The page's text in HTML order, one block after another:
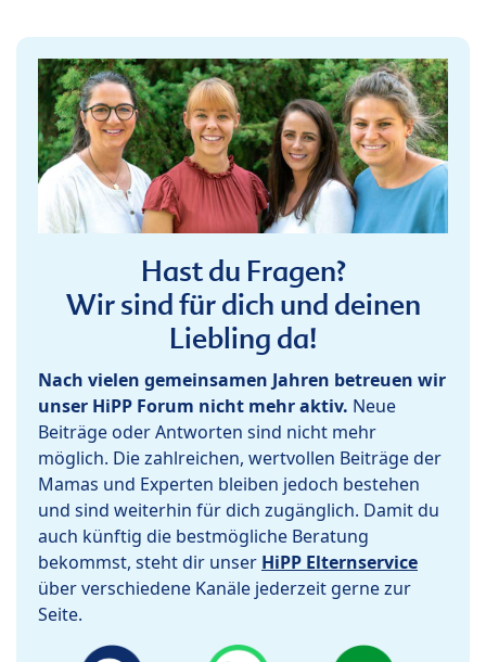
Hast du Fragen?
Wir sind für dich und deinen
Liebling da!
Nach vielen gemeinsamen Jahren betreuen wir
unser HiPP Forum nicht mehr aktiv. Neue
Beiträge oder Antworten sind nicht mehr
möglich. Die zahlreichen, wertvollen Beiträge der
Mamas und Experten bleiben jedoch bestehen
und sind weiterhin für dich zugänglich. Damit du
auch künftig die bestmögliche Beratung
bekommst, steht dir unser HiPP Elternservice
über verschiedene Kanäle jederzeit gerne zur
Seite.